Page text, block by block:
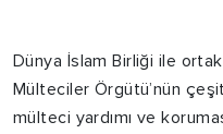
Dünya İslam Birliği ile
Mülteciler Örgütü’nün
mülteci yardımı ve